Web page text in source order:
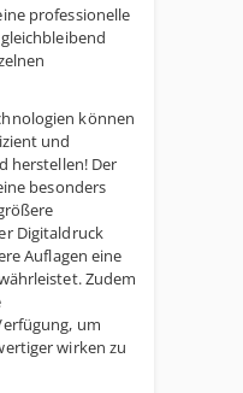
professionelle
können
und
herstellen! Der
besonders
Digitaldruck
Auflagen eine
Zudem
um
wirken zu